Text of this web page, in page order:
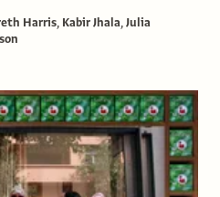
Harris, Kabir Jhala,Julia